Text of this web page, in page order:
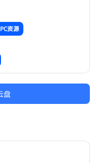
PC资源
盘